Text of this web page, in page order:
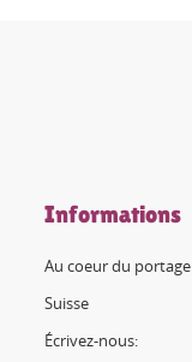
Informations
Au coeur du portage
Suisse
Écrivez-nous: